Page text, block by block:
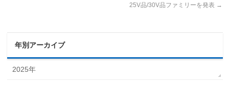
25V品/30V品ファミリーを発表 →
年別アーカイブ
2025年